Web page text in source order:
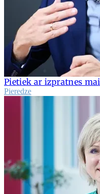
Pietiek ar izpratnes
Pieredze